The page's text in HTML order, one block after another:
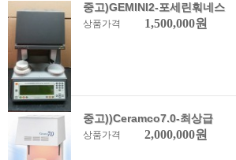
중고)GEMINI2-포세린훠네스
상품가격 1,500,000원
중고))Ceramco7.0-최상급
상품가격 2,000,000원